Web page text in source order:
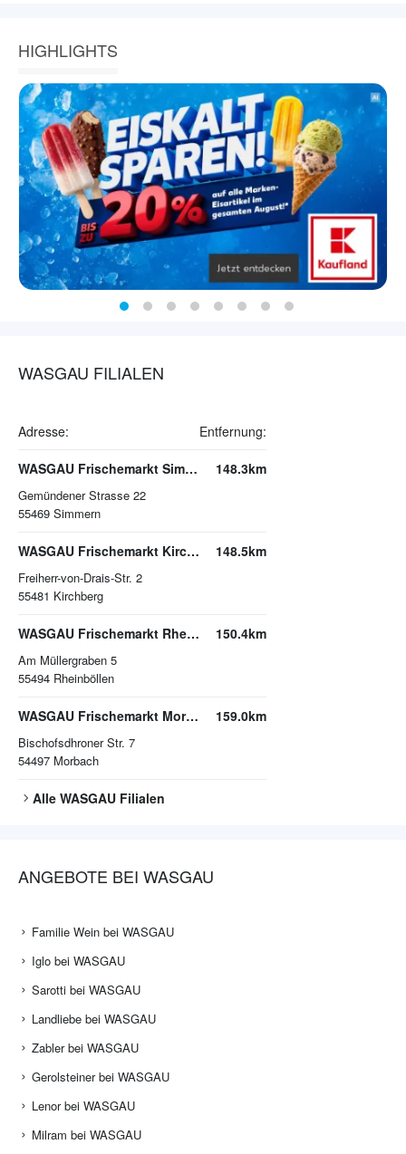
HIGHLIGHTS
WASGAU FILIALEN
Adresse: Entfernung:
WASGAU Frischemarkt Simmern
Gemündener Strasse 22
55469 Simmern
148.3km
WASGAU Frischemarkt Kirchberg
Freiherr-von-Drais-Str. 2
55481 Kirchberg
148.5km
WASGAU Frischemarkt Rheinböllen
Am Müllergraben 5
55494 Rheinböllen
150.4km
WASGAU Frischemarkt Morbach
Bischofsdhroner Str. 7
54497 Morbach
159.0km
Alle WASGAU Filialen
ANGEBOTE BEI WASGAU
Familie Wein bei WASGAU
Iglo bei WASGAU
Sarotti bei WASGAU
Landliebe bei WASGAU
Zabler bei WASGAU
Gerolsteiner bei WASGAU
Lenor bei WASGAU
Milram bei WASGAU